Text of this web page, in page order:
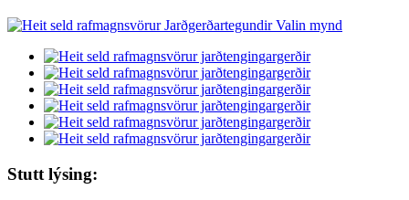
Stutt lýsing: